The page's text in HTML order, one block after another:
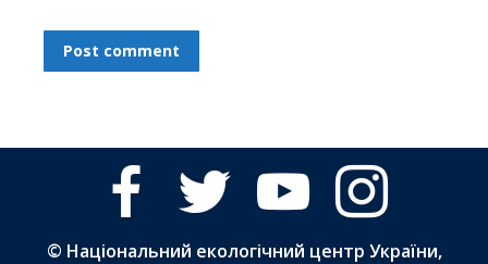
Post comment
facebook twitter youtube instagram
© Національний екологічний центр України,